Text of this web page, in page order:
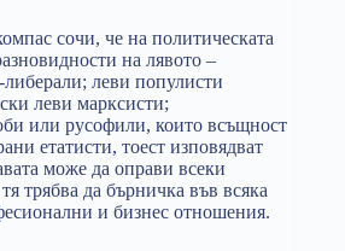
сочи, че на политическата
на лявото –
леви популисти
леви марксисти;
или русофили, които всъщност
етатисти, тоест изповядват
може да оправи всеки
трябва да бърничка във всяка
и бизнес отношения.